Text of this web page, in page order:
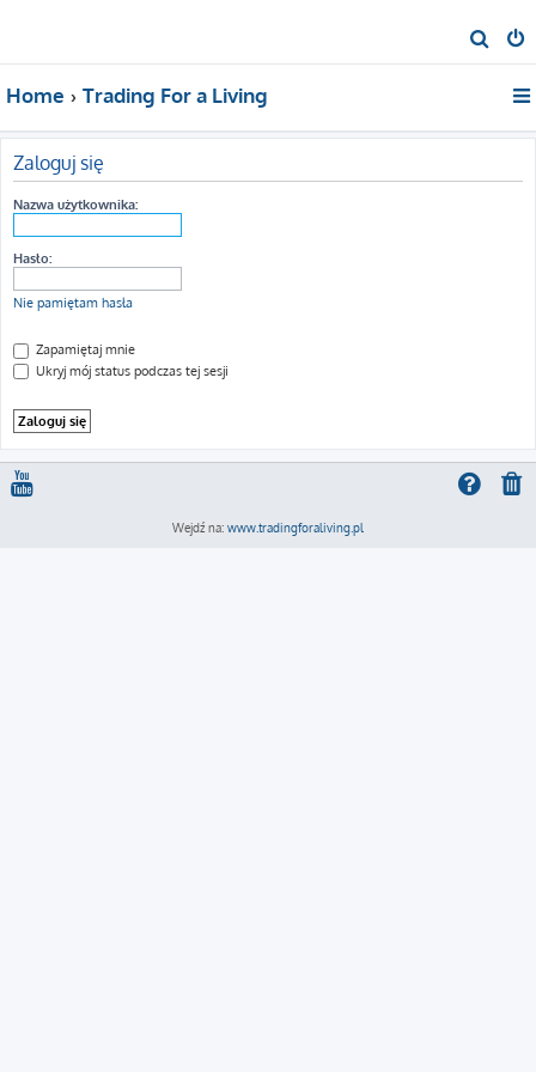
z
j
Home Trading For a Living
Zaloguj się
Nazwa użytkownika:
Hasło:
Nie pamiętam hasła
Zapamiętaj mnie
Ukryj mój status podczas tej sesji
Wejdź na: www.tradingforaliving.pl